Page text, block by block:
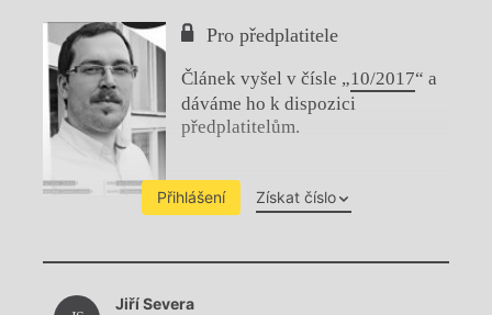
Pro předplatitele
Článek vyšel v čísle „10/2017“ a
dáváme ho k dispozici
předplatitelům.
Přihlášení Získat číslo
Chviličku.
Jiří Severa